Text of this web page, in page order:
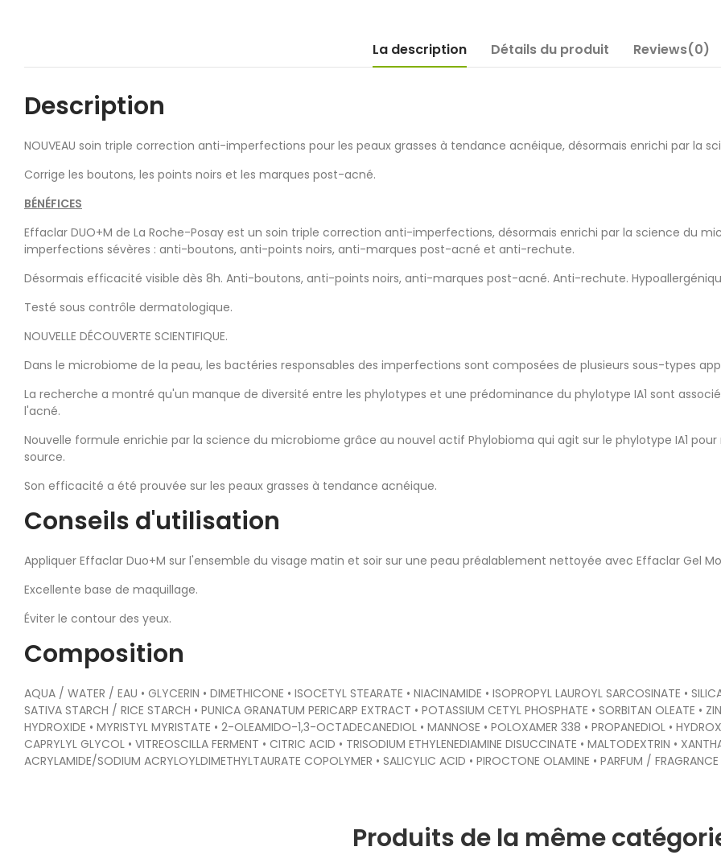
La description Détails du produit Reviews(0)
Description
NOUVEAU soin triple correction anti-imperfections pour les peaux grasses à tendance acnéique, désormais enrichi par la
Corrige les boutons, les points noirs et les marques post-acné.
BÉNÉFICES
Effaclar DUO+M de La Roche-Posay est un soin triple correction anti-imperfections, désormais enrichi par la science du
imperfections sévères : anti-boutons, anti-points noirs, anti-marques post-acné et anti-rechute.
Désormais efficacité visible dès 8h. Anti-boutons, anti-points noirs, anti-marques post-acné. Anti-rechute.
Testé sous contrôle dermatologique.
NOUVELLE DÉCOUVERTE SCIENTIFIQUE.
Dans le microbiome de la peau, les bactéries responsables des imperfections sont composées de plusieurs sous-types
La recherche a montré qu'un manque de diversité entre les phylotypes et une prédominance du phylotype IA1 sont
l'acné.
Nouvelle formule enrichie par la science du microbiome grâce au nouvel actif Phylobioma qui agit sur le phylotype IA1
source.
Son efficacité a été prouvée sur les peaux grasses à tendance acnéique.
Conseils d'utilisation
Appliquer Effaclar Duo+M sur l'ensemble du visage matin et soir sur une peau préalablement nettoyée avec Effaclar Gel
Excellente base de maquillage.
Éviter le contour des yeux.
Composition
AQUA / WATER / EAU • GLYCERIN • DIMETHICONE • ISOCETYL STEARATE • NIACINAMIDE • ISOPROPYL LAUROYL SARCOSINATE •
SATIVA STARCH / RICE STARCH • PUNICA GRANATUM PERICARP EXTRACT • POTASSIUM CETYL PHOSPHATE • SORBITAN OLEATE •
HYDROXIDE • MYRISTYL MYRISTATE • 2-OLEAMIDO-1,3-OCTADECANEDIOL • MANNOSE • POLOXAMER 338 • PROPANEDIOL •
CAPRYLYL GLYCOL • VITREOSCILLA FERMENT • CITRIC ACID • TRISODIUM ETHYLENEDIAMINE DISUCCINATE • MALTODEXTRIN •
ACRYLAMIDE/SODIUM ACRYLOYLDIMETHYLTAURATE COPOLYMER • SALICYLIC ACID • PIROCTONE OLAMINE • PARFUM /
Produits de la même